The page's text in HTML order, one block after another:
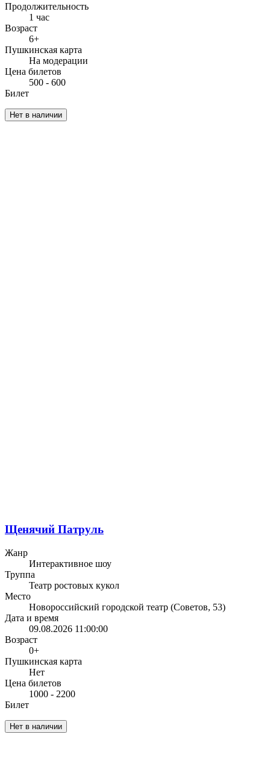
Продолжительность
1 час
Возраст
6+
Пушкинская карта
На модерации
Цена билетов
500 - 600
Билет
Нет в наличии
Щенячий Патруль
Жанр
Интерактивное шоу
Труппа
Театр ростовых кукол
Место
Новороссийский городской театр (Советов, 53)
Дата и время
09.08.2026 11:00:00
Возраст
0+
Пушкинская карта
Нет
Цена билетов
1000 - 2200
Билет
Нет в наличии